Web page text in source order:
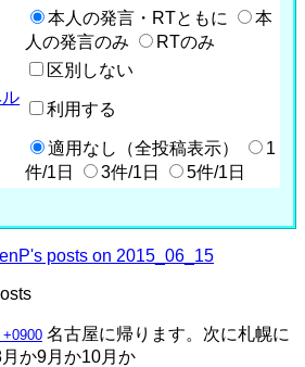
本人の発言・RTともに
本
人の発言のみ
RTのみ
区別しない
利用する
適用なし（全投稿表示）
1
件/1日
3件/1日 5件/1日
posts on 2015_06_15
+0900 名古屋に帰ります。次に札幌に
か9月か10月か